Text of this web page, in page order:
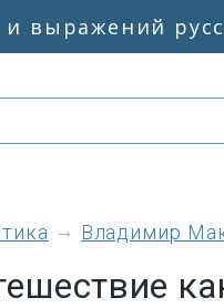
и выражений
Владимир